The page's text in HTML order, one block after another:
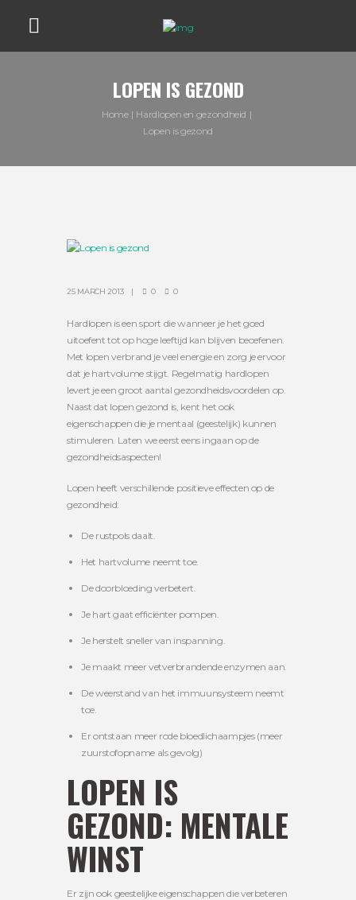
LOPEN IS GEZOND
Home
Hardlopen en gezondheid
Lopen is gezond
25 MARCH 2013 0 0
Hardlopen is een sport die wanneer je het goed
uitoefent tot op hoge leeftijd kan blijven beoefenen.
Met lopen verbrand je veel energie en zorg je ervoor
dat je hartvolume stijgt. Regelmatig hardlopen
levert je een groot aantal gezondheidsvoordelen op.
Naast dat lopen gezond is, kent het ook
eigenschappen die je mentaal (geestelijk) kunnen
stimuleren. Laten we eerst eens ingaan op de
gezondheidsaspecten!
Lopen heeft verschillende positieve effecten op de
gezondheid:
De rustpols daalt.
Het hartvolume neemt toe.
De doorbloeding verbetert.
Je hart gaat efficiënter pompen.
Je herstelt sneller van inspanning.
Je maakt meer vetverbrandende enzymen aan.
De weerstand van het immuunsysteem neemt
toe.
Er ontstaan meer rode bloedlichaampjes (meer
zuurstofopname als gevolg)
LOPEN IS
GEZOND: MENTALE
WINST
Er zijn ook geestelijke eigenschappen die verbeteren